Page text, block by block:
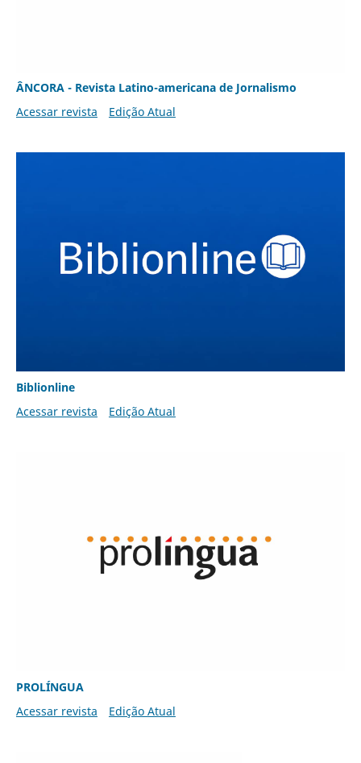
ÂNCORA - Revista Latino-americana de Jornalismo
Acessar revista
Edição Atual
Biblionline
Acessar revista
Edição Atual
PROLÍNGUA
Acessar revista
Edição Atual